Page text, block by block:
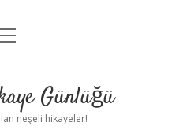
Uyarı Günlüğü
neşeli hikayeler!